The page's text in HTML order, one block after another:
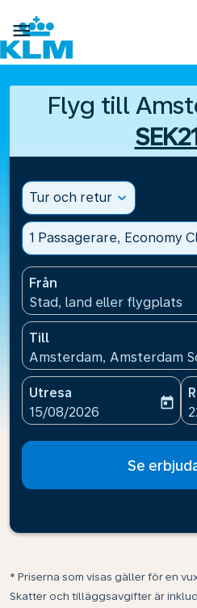

Flyg till
Tur och retur expand_more
1 Passagerare, Economy
Från
Stad, land eller flygplats
Till
Amsterdam, Amsterdam
Utresa
fc-booking-departure-
15/08/2026
today
Se
* Priserna som visas gäller för en
Skatter och tilläggsavgifter är